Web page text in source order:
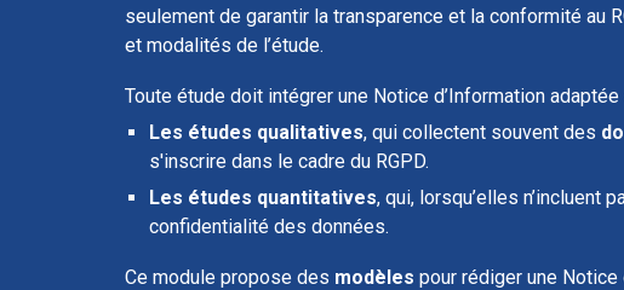
seulement de garantir la transparence et la conformité au
et modalités de l’étude.
Toute étude doit intégrer une Notice d’Information
Les études qualitatives, qui collectent souvent des
s'inscrire dans le cadre du RGPD.
Les études quantitatives, qui, lorsqu’elles n’incluent
confidentialité des données.
Ce module propose des modèles pour rédiger une